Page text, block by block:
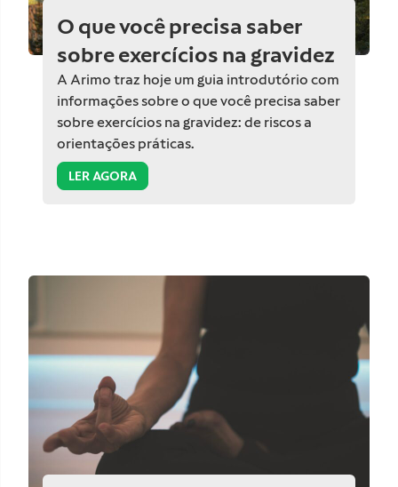
O que você precisa saber
sobre exercícios na gravidez
A Arimo traz hoje um guia introdutório com
informações sobre o que você precisa saber
sobre exercícios na gravidez: de riscos a
orientações práticas.
LER AGORA